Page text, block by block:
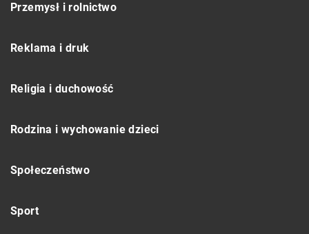
Przemysł i rolnictwo
Reklama i druk
Religia i duchowość
Rodzina i wychowanie dzieci
Społeczeństwo
Sport